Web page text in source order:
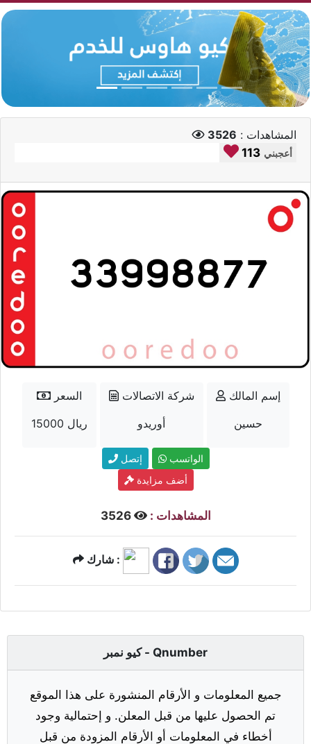
المشاهدات : 3526
113 أعجبني
السعر
15000 ريال
شركة الاتصالات
أوريدو
إسم المالك
حسين
إتصل
الواتسب
أضف مزايدة
المشاهدات : 3526
شارك :
كيو نمبر - Qnumber
جميع المعلومات و الأرقام المنشورة على هذا الموقع
تم الحصول عليها من قبل المعلن. و إحتمالية وجود
أخطاء في المعلومات أو الأرقام المزودة من قبل